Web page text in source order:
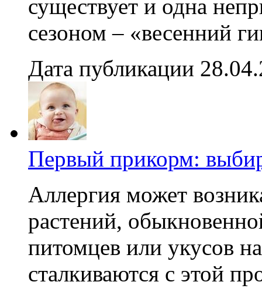
существует и одна
сезоном – «весенний
Дата публикации
Первый прикорм:
Аллергия может
растений,
питомцев или укусов
сталкиваются с этой